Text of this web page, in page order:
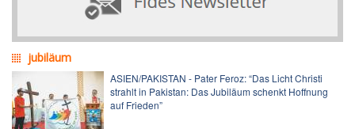
jubiläum
ASIEN/PAKISTAN - Pater Feroz: “Das Licht Christi
strahlt in Pakistan: Das Jubiläum schenkt Hoffnung
auf Frieden”